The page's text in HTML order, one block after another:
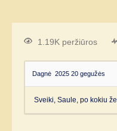
1.19K peržiūros
Dagnė 2025 20 gegužės
Sveiki, Saule, po kokiu